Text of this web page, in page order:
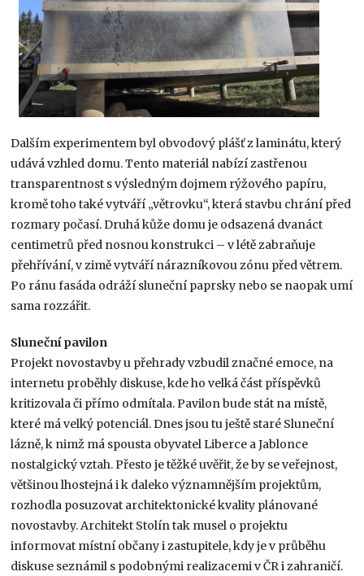
Dalším experimentem byl obvodový plášť z laminátu, který
udává vzhled domu. Tento materiál nabízí zastřenou
transparentnost s výsledným dojmem rýžového papíru,
kromě toho také vytváří „větrovku“, která stavbu chrání před
rozmary počasí. Druhá kůže domu je odsazená dvanáct
centimetrů před nosnou konstrukci – v létě zabraňuje
přehřívání, v zimě vytváří nárazníkovou zónu před větrem.
Po ránu fasáda odráží sluneční paprsky nebo se naopak umí
sama rozzářit.
Sluneční pavilon
Projekt novostavby u přehrady vzbudil značné emoce, na
internetu proběhly diskuse, kde ho velká část příspěvků
kritizovala či přímo odmítala. Pavilon bude stát na místě,
které má velký potenciál. Dnes jsou tu ještě staré Sluneční
lázně, k nimž má spousta obyvatel Liberce a Jablonce
nostalgický vztah. Přesto je těžké uvěřit, že by se veřejnost,
většinou lhostejná i k daleko významnějším projektům,
rozhodla posuzovat architektonické kvality plánované
novostavby. Architekt Stolín tak musel o projektu
informovat místní občany i zastupitele, kdy je v průběhu
diskuse seznámil s podobnými realizacemi v ČR i zahraničí.